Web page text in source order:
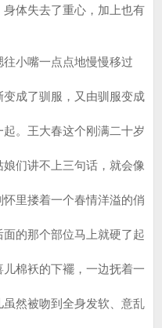
体失去了重心，加上也有
小嘴一点点地慢慢移过
成了驯服，又由驯服变成
。王大春这个刚满二十岁
们讲不上三句话，就会像
里搂着一个春情洋溢的俏
的那个部位马上就硬了起
棉袄的下襬，一边抚着一
然被吻到全身发软、意乱